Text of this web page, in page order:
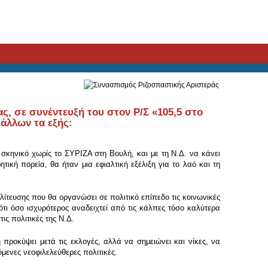
σε συνέντευξή του στον Ρ/Σ «105,5 στο
τα εξής:
χωρίς το ΣΥΡΙΖΑ στη Βουλή, και με τη Ν.Δ. να κάνει
πορεία, θα ήταν μια εφιαλτική εξέλιξη για το λαό και τη
που θα οργανώσει σε πολιτικό επίπεδο τις κοινωνικές
όσο ισχυρότερος αναδειχτεί από τις κάλπες τόσο καλύτερα
πολιτικές της Ν.Δ.
μετά τις εκλογές, αλλά να σημειώνει και νίκες, να
νεοφιλελεύθερες πολιτικές.